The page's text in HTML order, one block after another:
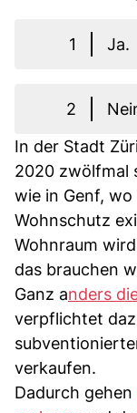
1 Ja.
2
In der Stadt
2020 zwölfmal
wie in Genf,
Wohnschutz
Wohnraum
das brauchen
Ganz anders
verpflichtet
verkaufen.
Dadurch gehen